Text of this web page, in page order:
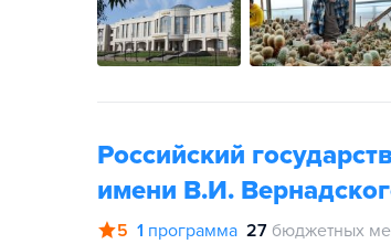
Российский
имени В.И.
5 1 программа 27 бюджетных